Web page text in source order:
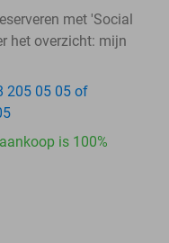
met 'Social
het overzicht: mijn
205 05 05 of
is 100%